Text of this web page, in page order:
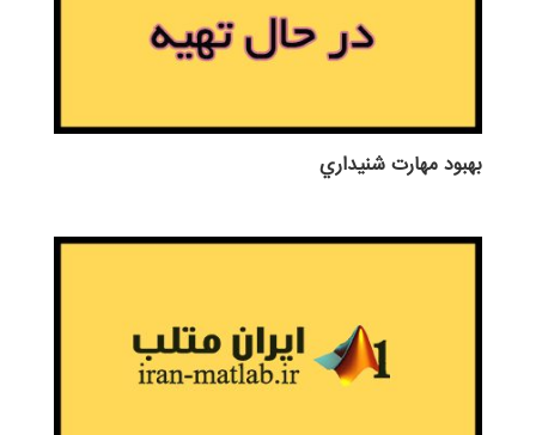
بهبود مهارت شنيداري